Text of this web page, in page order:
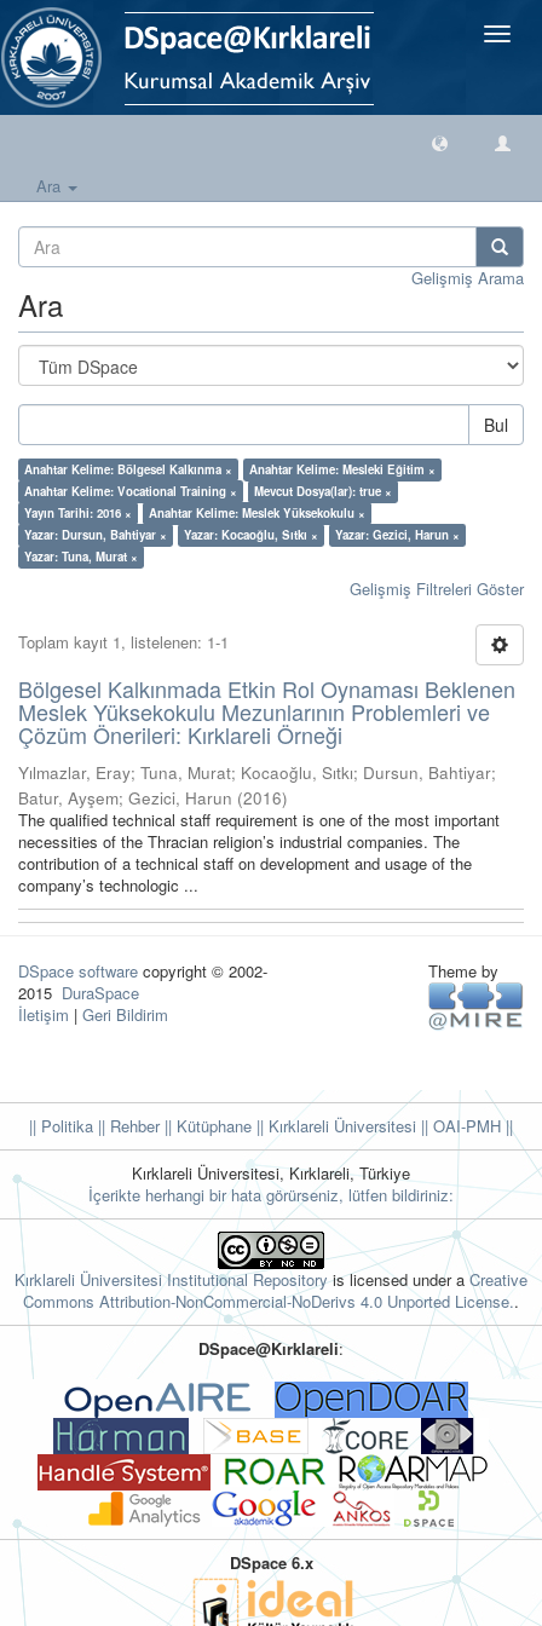
Geçiş
Ara
Gelişmiş Arama
Ara
Bul
Anahtar Kelime: Bölgesel Kalkınma ×
Anahtar Kelime: Mesleki Eğitim ×
Anahtar Kelime: Vocational Training ×
Mevcut Dosya(lar): true ×
Yayın Tarihi: 2016 ×
Anahtar Kelime: Meslek Yüksekokulu ×
Yazar: Dursun, Bahtiyar ×
Yazar: Kocaoğlu, Sıtkı ×
Yazar: Gezici, Harun ×
Yazar: Tuna, Murat ×
Gelişmiş Filtreleri Göster
Toplam kayıt 1, listelenen: 1-1
Bölgesel Kalkınmada Etkin Rol Oynaması Beklenen
Meslek Yüksekokulu Mezunlarının Problemleri ve
Çözüm Önerileri: Kırklareli Örneği
Yılmazlar, Eray; Tuna, Murat; Kocaoğlu, Sıtkı; Dursun, Bahtiyar;
Batur, Ayşem; Gezici, Harun (2016)
The qualified technical staff requirement is one of the most important
necessities of the Thracian religion’s industrial companies. The
contribution of a technical staff on development and usage of the
company’s technologic ...
DSpace software copyright © 2002-
2015 DuraSpace
İletişim | Geri Bildirim
Theme by
|| Politika || Rehber|| Kütüphane || Kırklareli Üniversitesi || OAI-PMH ||
Kırklareli Üniversitesi, Kırklareli, Türkiye
İçerikte herhangi bir hata görürseniz, lütfen bildiriniz:
Kırklareli Üniversitesi Institutional Repositoryis licensed under aCreative
Commons Attribution-NonCommercial-NoDerivs 4.0 Unported License..
DSpace@Kırklareli:
DSpace 6.x